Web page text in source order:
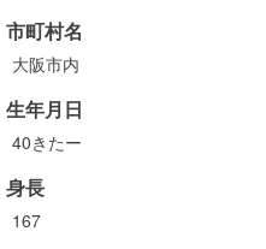
市町村名
大阪市内
生年月日
40きたー
身長
167